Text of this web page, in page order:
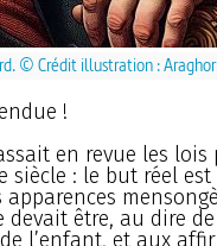
© Crédit illustration :
!
en revue les
siècle : le but réel
devait être, au dire
l’enfant, et aux